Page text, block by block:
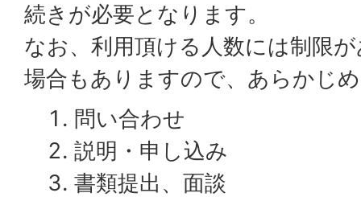
続きが必要となります。
なお、利用頂ける人数には制限
場合もありますので、あらかじ
問い合わせ
説明・申し込み
書類提出、面談